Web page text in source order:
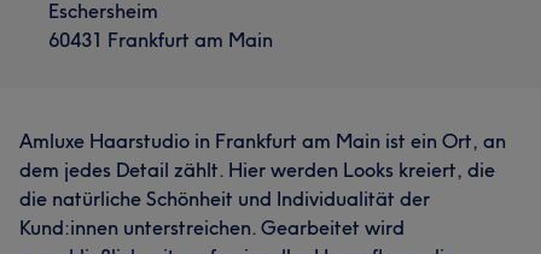
Eschersheim
60431 Frankfurt am Main
Amluxe Haarstudio in Frankfurt am Main ist ein Ort, an
dem jedes Detail zählt. Hier werden Looks kreiert, die
die natürliche Schönheit und Individualität der
Kund:innen unterstreichen. Gearbeitet wird